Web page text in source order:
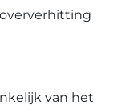
van het